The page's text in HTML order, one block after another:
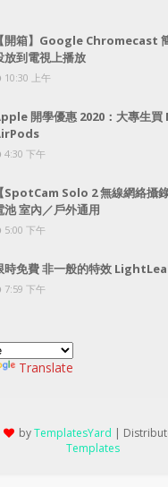
【開箱】Google Chromecast
放到電視上播放
10:30 上午
開學優惠 2020：大專生買
4:30 下午
【SpotCam Solo 2 無線網絡攝
池 室內／戶外通用
5:00 下午
時免費 非一般的特效
7:59 下午
Translate
byTemplatesYard |
Templates